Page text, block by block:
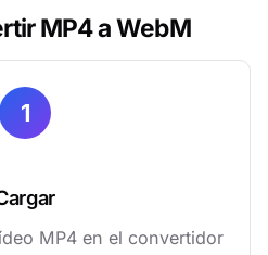
MP4 a WebM
1
MP4 en el convertidor